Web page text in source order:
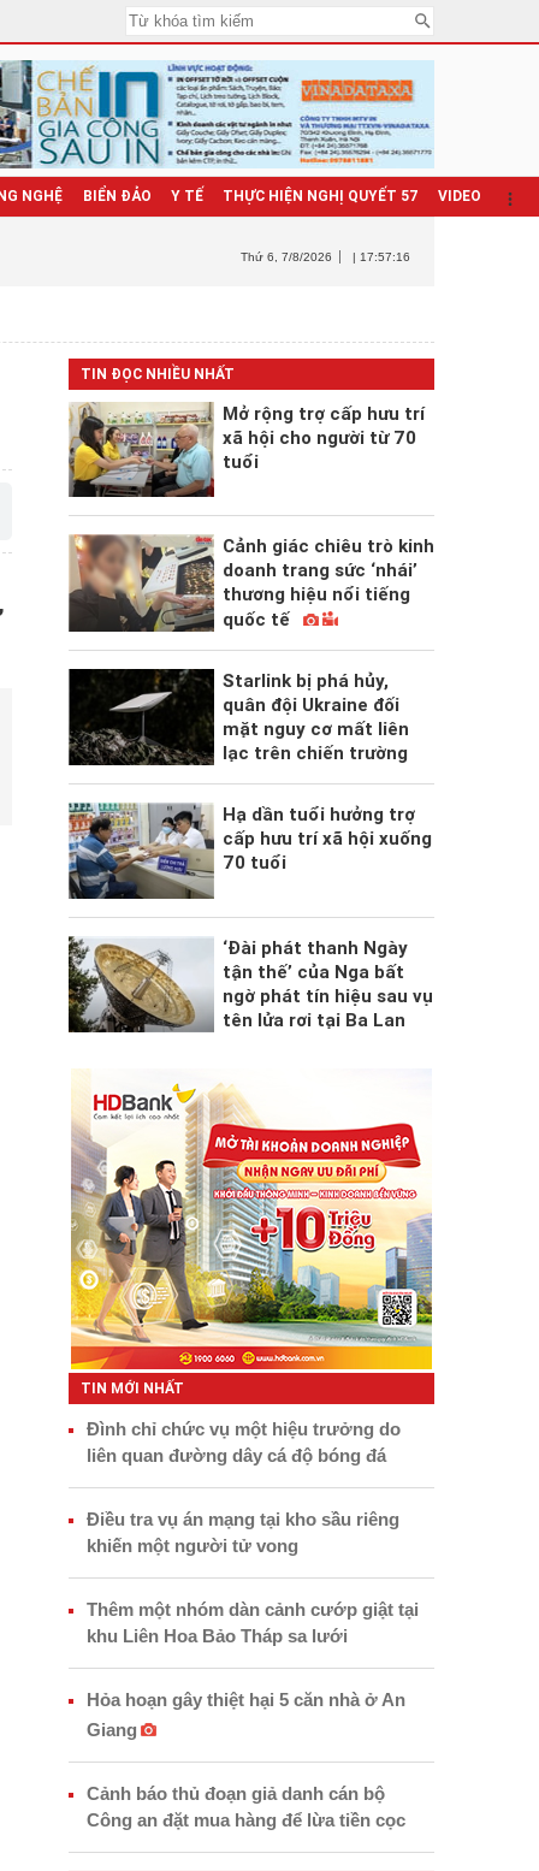
NGHỆ BIỂN ĐẢO Y TẾ THỰC HIỆN NGHỊ QUYẾT 57 VIDEO
Thứ 6 , 7/8/2026 | 17:57:17
TIN ĐỌC NHIỀU NHẤT
Mở rộng trợ cấp hưu trí
xã hội cho người từ 70
tuổi
Cảnh giác chiêu trò kinh
doanh trang sức ‘nhái’
thương hiệu nổi tiếng
quốc tế
Starlink bị phá hủy,
quân đội Ukraine đối
mặt nguy cơ mất liên
lạc trên chiến trường
Hạ dần tuổi hưởng trợ
cấp hưu trí xã hội xuống
70 tuổi
‘Đài phát thanh Ngày
tận thế’ của Nga bất
ngờ phát tín hiệu sau vụ
tên lửa rơi tại Ba Lan
TIN MỚI NHẤT
Đình chỉ chức vụ một hiệu trưởng do
liên quan đường dây cá độ bóng đá
Điều tra vụ án mạng tại kho sầu riêng
khiến một người tử vong
Thêm một nhóm dàn cảnh cướp giật tại
khu Liên Hoa Bảo Tháp sa lưới
Hỏa hoạn gây thiệt hại 5 căn nhà ở An
Giang
Cảnh báo thủ đoạn giả danh cán bộ
Công an đặt mua hàng để lừa tiền cọc